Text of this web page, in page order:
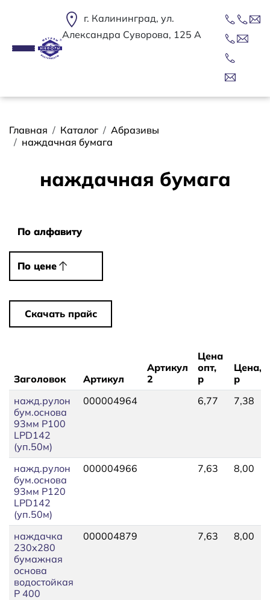
г. Калининград, ул.
Александра Суворова, 125 А
Строка навигации
Главная Каталог
Абразивы
наждачная бумага
наждачная бумага
По алфавиту
По алфавиту
По цене
По цене
Скачать прайс
Заголовок Артикул
Артикул
2
Цена
опт,
р
Цена,
р
нажд.рулон
бум.основа
93мм P100
LPD142
(уп.50м)
000004964 6,77 7,38
нажд.рулон
бум.основа
93мм P120
LPD142
(уп.50м)
000004966 7,63 8,00
наждачка
230х280
бумажная
основа
водостойкая
P 400
000004879 7,63 8,00